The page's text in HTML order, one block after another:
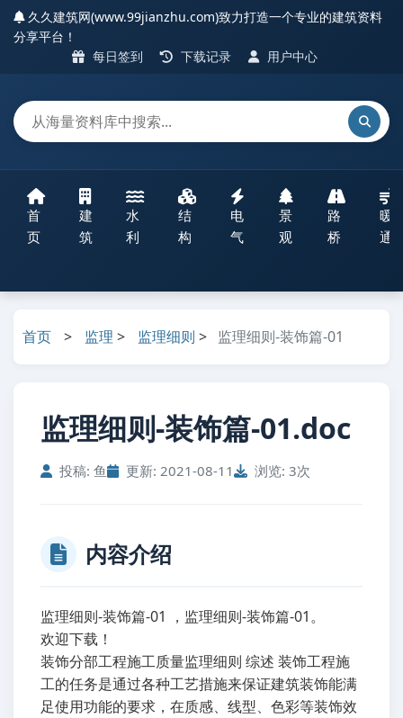
久久建筑网(www.99jianzhu.com)致力打造一个专业的建筑资料
分享平台！
每日签到
下载记录 用户中心
首
页
建
筑
水
利
结
构
电
气
景
观
路
桥
暖
通
首页 > 监理 > 监理细则 > 监理细则-装饰篇-01
监理细则-装饰篇-01.doc
投稿: 鱼 更新: 2021-08-11 浏览: 3次
内容介绍
监理细则-装饰篇-01 ，监理细则-装饰篇-01。
欢迎下载！
装饰分部工程施工质量监理细则 综述 装饰工程施
工的任务是通过各种工艺措施来保证建筑装饰能满
足使用功能的要求，在质感、线型、色彩等装饰效